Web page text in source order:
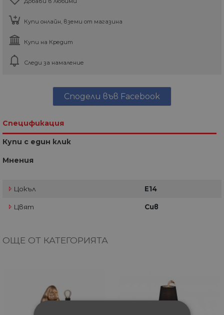
Купи онлайн, вземи от магазина
Купи на Кредит
Следи за намаление
Сподели във Facebook
Спецификация
Купи с един клик
Мнения
Цокъл E14
Цвят Сив
ОЩЕ ОТ КАТЕГОРИЯТА